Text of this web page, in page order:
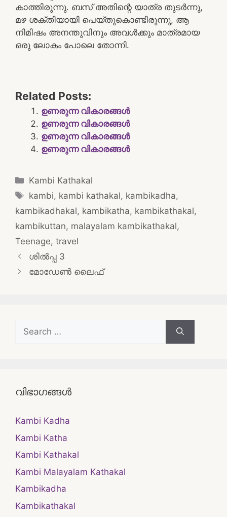
കാത്തിരുന്നു. ബസ് അതിന്റെ യാത്ര തുടർന്നു,
മഴ ശക്തിയായി പെയ്തുകൊണ്ടിരുന്നു, ആ
നിമിഷം അനന്തുവിനും അവൾക്കും മാത്രമായ
ഒരു ലോകം പോലെ തോന്നി.
Related Posts:
ഉണരുന്ന വികാരങ്ങൾ
ഉണരുന്ന വികാരങ്ങൾ
ഉണരുന്ന വികാരങ്ങൾ
ഉണരുന്ന വികാരങ്ങൾ
Categories
Kambi Kathakal
Tags
kambi, kambi kathakal, kambikadha,
kambikadhakal, kambikatha, kambikathakal,
kambikuttan, malayalam kambikathakal,
Teenage, travel
Post
navigation
ശിൽപ്പ 3
മോഡേൺ ലൈഫ്
Search
for:
വിഭാഗങ്ങൾ
Kambi Kadha
Kambi Katha
Kambi Kathakal
Kambi Malayalam Kathakal
Kambikadha
Kambikathakal